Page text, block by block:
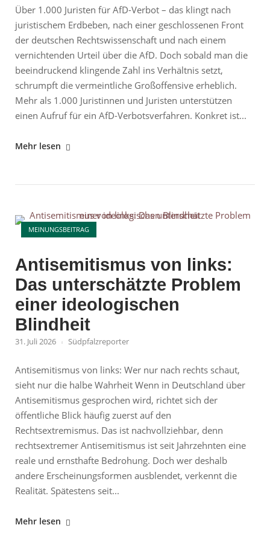
Über 1.000 Juristen für AfD-Verbot – das klingt nach
juristischem Erdbeben, nach einer geschlossenen Front
der deutschen Rechtswissenschaft und nach einem
vernichtenden Urteil über die AfD. Doch sobald man die
beeindruckend klingende Zahl ins Verhältnis setzt,
schrumpft die vermeintliche Großoffensive erheblich.
Mehr als 1.000 Juristinnen und Juristen unterstützen
einen Aufruf für ein AfD-Verbotsverfahren. Konkret ist...
"Über
Verbot:
Große
erstaunlich
kleine
Zahl"
Mehr lesen
MEINUNGSBEITRAG
Open post
Antisemitismus von links:
Das unterschätzte Problem
einer ideologischen
Blindheit
31. Juli 2026 Südpfalzreporter
Antisemitismus von links: Wer nur nach rechts schaut,
sieht nur die halbe Wahrheit Wenn in Deutschland über
Antisemitismus gesprochen wird, richtet sich der
öffentliche Blick häufig zuerst auf den
Rechtsextremismus. Das ist nachvollziehbar, denn
rechtsextremer Antisemitismus ist seit Jahrzehnten eine
reale und ernsthafte Bedrohung. Doch wer deshalb
andere Erscheinungsformen ausblendet, verkennt die
Realität. Spätestens seit...
"Antisemitismus
Mehr lesen